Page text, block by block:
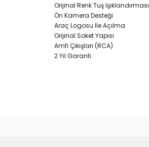
Orijinal Renk Tuş Işıklandırması
Ön Kamera Desteği
Araç Logosu İle Açılma
Orijinal Soket Yapısı
Amfi Çıkışları (RCA)
2 Yıl Garanti